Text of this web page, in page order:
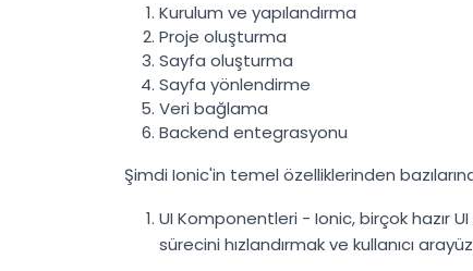
Kurulum ve yapılandırma
Proje oluşturma
Sayfa oluşturma
Sayfa yönlendirme
Veri bağlama
Backend entegrasyonu
Şimdi Ionic'in temel özelliklerinden
UI Komponentleri - Ionic, birçok hazır
sürecini hızlandırmak ve kullanıcı